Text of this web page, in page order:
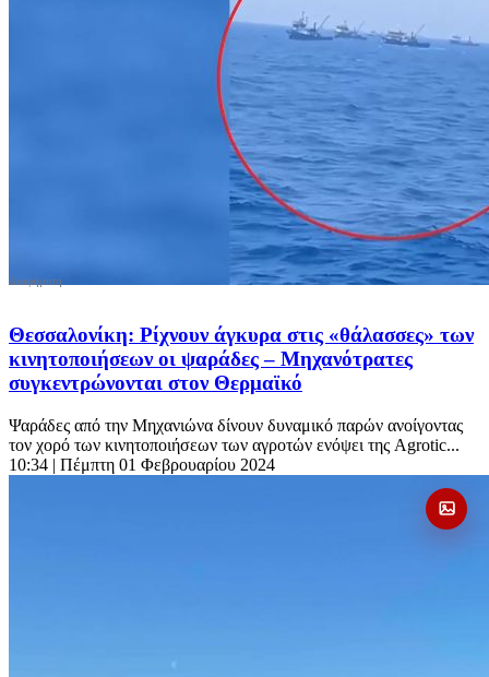
Θεσσαλονίκη: Ρίχνουν άγκυρα στις «θάλασσες» των
κινητοποιήσεων οι ψαράδες – Μηχανότρατες
συγκεντρώνονται στον Θερμαϊκό
Ψαράδες από την Μηχανιώνα δίνουν δυναμικό παρών ανοίγοντας
τον χορό των κινητοποιήσεων των αγροτών ενόψει της Agrotic...
10:34 | Πέμπτη 01 Φεβρουαρίου 2024